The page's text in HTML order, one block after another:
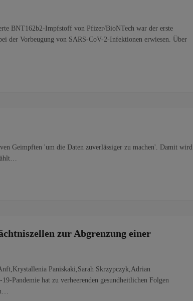
BNT162b2-Impfstoff von Pfizer/BioNTech war der erste
der Vorbeugung von SARS-CoV-2-Infektionen erwiesen. Über
Geimpften 'um die Daten zuverlässiger zu machen'. Damit wird
zur Abgrenzung einer
Paniskaki,Sarah Skrzypczyk,Adrian
Pandemie hat zu verheerenden gesundheitlichen Folgen